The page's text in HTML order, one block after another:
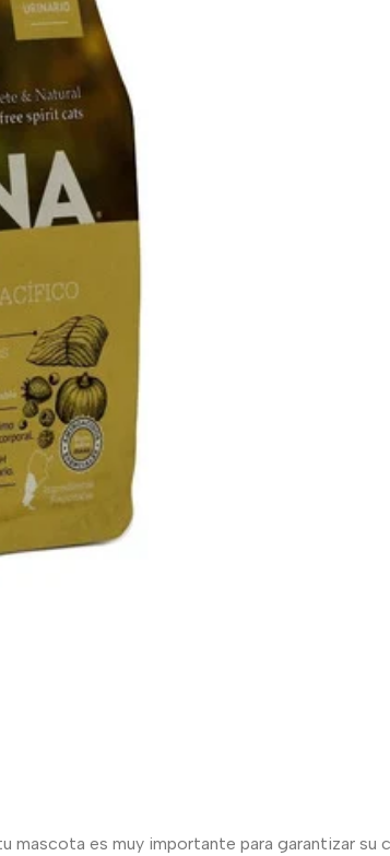
mascota es muy importante para garantizar